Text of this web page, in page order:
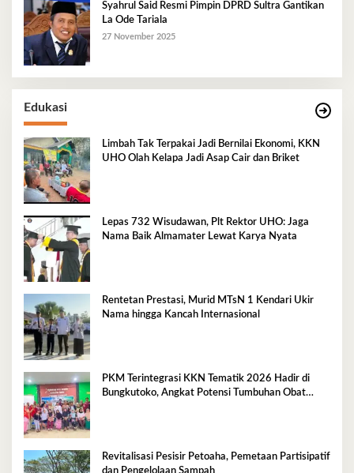
Syahrul Said Resmi Pimpin DPRD Sultra Gantikan
La Ode Tariala
27 November 2025
Edukasi
Limbah Tak Terpakai Jadi Bernilai Ekonomi, KKN
UHO Olah Kelapa Jadi Asap Cair dan Briket
Lepas 732 Wisudawan, Plt Rektor UHO: Jaga
Nama Baik Almamater Lewat Karya Nyata
Rentetan Prestasi, Murid MTsN 1 Kendari Ukir
Nama hingga Kancah Internasional
PKM Terintegrasi KKN Tematik 2026 Hadir di
Bungkutoko, Angkat Potensi Tumbuhan Obat
Revitalisasi Pesisir Petoaha, Pemetaan Partisipatif